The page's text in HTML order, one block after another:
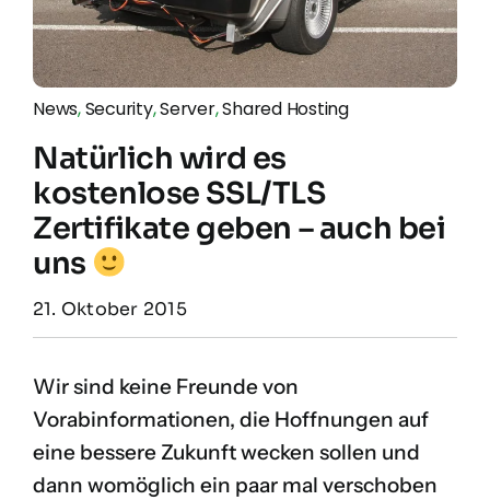
News,Security,Server,Shared Hosting
Natürlich wird es
kostenlose SSL/TLS
Zertifikate geben – auch bei
uns
21. Oktober 2015
Wir sind keine Freunde von
Vorabinformationen, die Hoffnungen auf
eine bessere Zukunft wecken sollen und
dann womöglich ein paar mal verschoben